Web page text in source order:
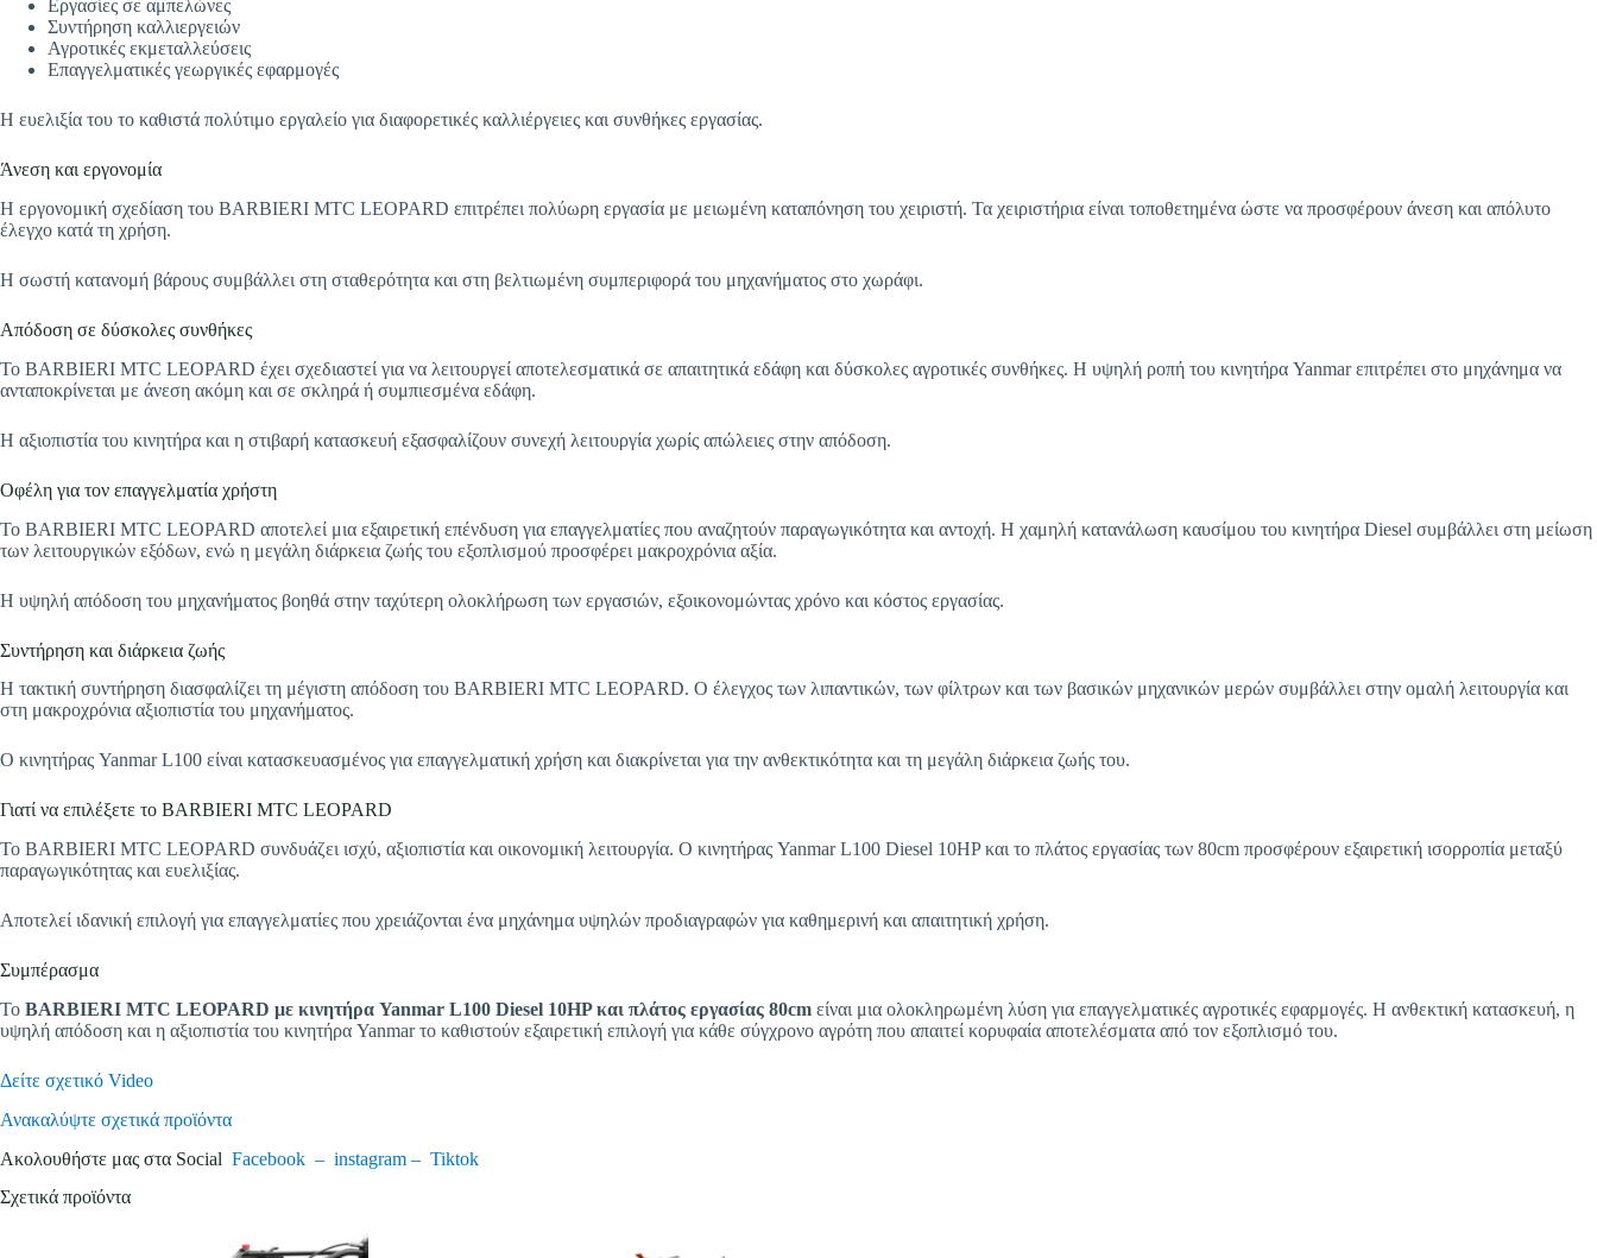
Εργασίες σε αμπελώνες
Συντήρηση καλλιεργειών
Αγροτικές εκμεταλλεύσεις
Επαγγελματικές γεωργικές εφαρμογές
Η ευελιξία του το καθιστά πολύτιμο εργαλείο για διαφορετικές καλλιέργειες και συνθήκες εργασίας.
Άνεση και εργονομία
Η εργονομική σχεδίαση του BARBIERI MTC LEOPARD επιτρέπει πολύωρη εργασία με μειωμένη καταπόνηση του χειριστή. Τα χειριστήρια είναι τοποθετημένα ώστε να προσφέρουν άνεση και απόλυτο
έλεγχο κατά τη χρήση.
Η σωστή κατανομή βάρους συμβάλλει στη σταθερότητα και στη βελτιωμένη συμπεριφορά του μηχανήματος στο χωράφι.
Απόδοση σε δύσκολες συνθήκες
Το BARBIERI MTC LEOPARD έχει σχεδιαστεί για να λειτουργεί αποτελεσματικά σε απαιτητικά εδάφη και δύσκολες αγροτικές συνθήκες. Η υψηλή ροπή του κινητήρα Yanmar επιτρέπει στο μηχάνημα να
ανταποκρίνεται με άνεση ακόμη και σε σκληρά ή συμπιεσμένα εδάφη.
Η αξιοπιστία του κινητήρα και η στιβαρή κατασκευή εξασφαλίζουν συνεχή λειτουργία χωρίς απώλειες στην απόδοση.
Οφέλη για τον επαγγελματία χρήστη
Το BARBIERI MTC LEOPARD αποτελεί μια εξαιρετική επένδυση για επαγγελματίες που αναζητούν παραγωγικότητα και αντοχή. Η χαμηλή κατανάλωση καυσίμου του κινητήρα Diesel συμβάλλει στη μείωση
των λειτουργικών εξόδων, ενώ η μεγάλη διάρκεια ζωής του εξοπλισμού προσφέρει μακροχρόνια αξία.
Η υψηλή απόδοση του μηχανήματος βοηθά στην ταχύτερη ολοκλήρωση των εργασιών, εξοικονομώντας χρόνο και κόστος εργασίας.
Συντήρηση και διάρκεια ζωής
Η τακτική συντήρηση διασφαλίζει τη μέγιστη απόδοση του BARBIERI MTC LEOPARD. Ο έλεγχος των λιπαντικών, των φίλτρων και των βασικών μηχανικών μερών συμβάλλει στην ομαλή λειτουργία και
στη μακροχρόνια αξιοπιστία του μηχανήματος.
Ο κινητήρας Yanmar L100 είναι κατασκευασμένος για επαγγελματική χρήση και διακρίνεται για την ανθεκτικότητα και τη μεγάλη διάρκεια ζωής του.
Γιατί να επιλέξετε το BARBIERI MTC LEOPARD
Το BARBIERI MTC LEOPARD συνδυάζει ισχύ, αξιοπιστία και οικονομική λειτουργία. Ο κινητήρας Yanmar L100 Diesel 10HP και το πλάτος εργασίας των 80cm προσφέρουν εξαιρετική ισορροπία μεταξύ
παραγωγικότητας και ευελιξίας.
Αποτελεί ιδανική επιλογή για επαγγελματίες που χρειάζονται ένα μηχάνημα υψηλών προδιαγραφών για καθημερινή και απαιτητική χρήση.
Συμπέρασμα
Το BARBIERI MTC LEOPARD με κινητήρα Yanmar L100 Diesel 10HP και πλάτος εργασίας 80cm είναι μια ολοκληρωμένη λύση για επαγγελματικές αγροτικές εφαρμογές. Η ανθεκτική κατασκευή, η
υψηλή απόδοση και η αξιοπιστία του κινητήρα Yanmar το καθιστούν εξαιρετική επιλογή για κάθε σύγχρονο αγρότη που απαιτεί κορυφαία αποτελέσματα από τον εξοπλισμό του.
Δείτε σχετικό Video
Ανακαλύψτε σχετικά προϊόντα
Ακολουθήστε μας στα Social Facebook – instagram – Tiktok
Σχετικά προϊόντα